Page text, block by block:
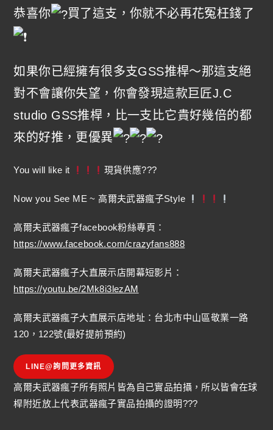
恭喜你 買了這支，你就不必再花冤枉錢了
如果你已經擁有很多支GSS推桿～那這支絕
對不會讓你失望，你會發現這款巨匠J.C
studio GSS推桿，比一支比它貴好幾倍的都
來的好推，更優異
You will like it 現貨供應???
Now you See ME ~ 高爾夫武器瘋子Style
高爾夫武器瘋子facebook粉絲專頁：
https://www.facebook.com/crazyfans888
高爾夫武器瘋子大直展示店開幕短影片：
https://youtu.be/2Mk8i3lezAM
高爾夫武器瘋子大直展示店地址：台北市中山區敬業一路
120，122號(最好提前預約)
LINE@詢問更多資訊
高爾夫武器瘋子所有照片皆為自己實品拍攝，所以皆會在球
桿附近放上代表武器瘋子實品拍攝的證明???